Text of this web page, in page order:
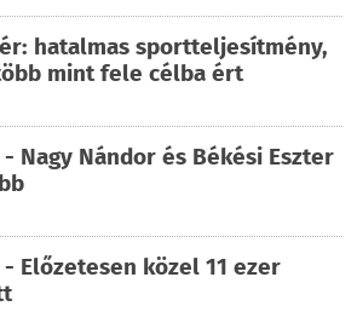
hatalmas sportteljesítmény,
mint fele célba ért
Nagy Nándor és Békési Eszter
Előzetesen közel 11 ezer